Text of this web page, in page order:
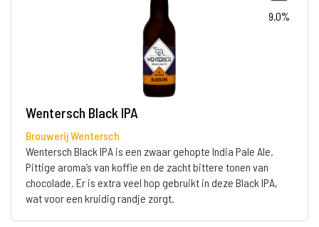
9.0%
Wentersch Black IPA
Brouwerij Wentersch
Wentersch Black IPA is een zwaar gehopte India Pale Ale.
Pittige aroma’s van koffie en de zacht bittere tonen van
chocolade. Er is extra veel hop gebruikt in deze Black IPA,
wat voor een kruidig randje zorgt.